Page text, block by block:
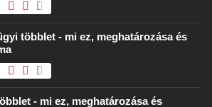
többlet - mi ez, meghatározása és
- mi ez, meghatározása és